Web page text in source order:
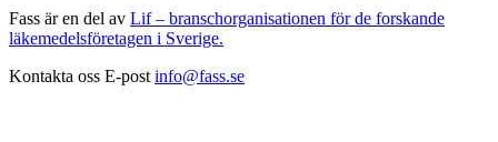
Fass är en del av Lif – branschorganisationen för de forskande
läkemedelsföretagen i Sverige.
Kontakta oss E-post info@fass.se